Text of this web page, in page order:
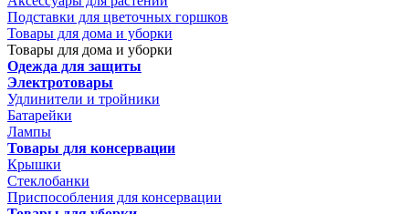
Подставки для цветочных горшков
Товары для дома и уборки
Товары для дома и уборки
Одежда для защиты
Электротовары
Удлинители и тройники
Батарейки
Лампы
Товары для консервации
Крышки
Стеклобанки
Приспособления для консервации